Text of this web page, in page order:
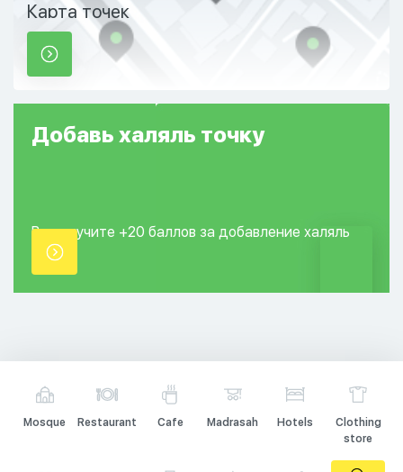
Карта точек
Добавь халяль точку
Вы получите +20 баллов за добавление халяль
точки.
Mosque Restaurant Cafe Madrasah Hotels
Clothing
store